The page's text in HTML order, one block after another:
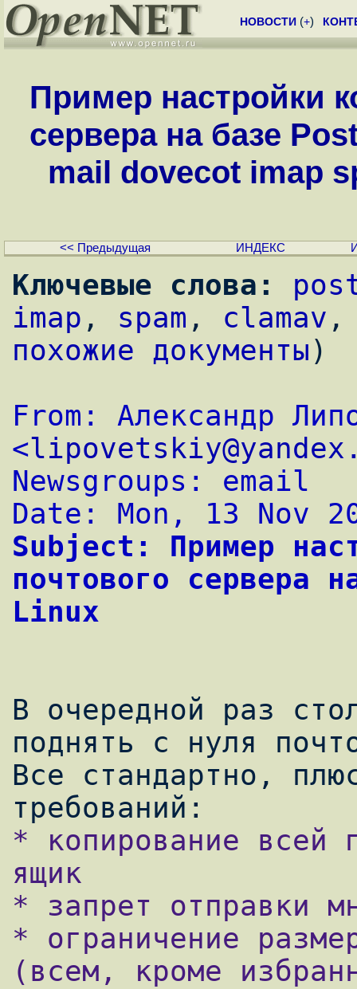
НОВОСТИ (+)
Пример настройки
сервера на базе
mail dovecot imap
<< Предыдущая ИНДЕКС
Ключевые слова:
imap , spam , clamav
похожие документы)
From: Александр
<
Newsgroups: email
Date: Mon, 13 Nov
Subject: Пример
почтового сервера
Linux
В очередной раз
поднять с нуля
Все стандартно,
* копирование всей
ящик
* запрет отправки
* ограничение
(всем, кроме